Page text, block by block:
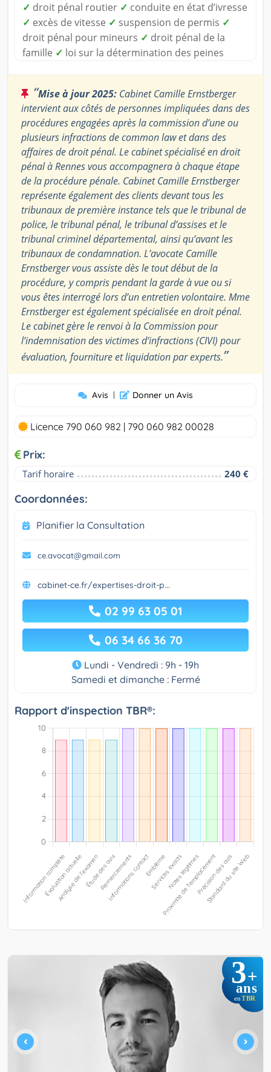
✓ droit pénal routier ✓ conduite en état d’ivresse
✓ excès de vitesse ✓ suspension de permis ✓
droit pénal pour mineurs ✓ droit pénal de la
famille ✓ loi sur la détermination des peines
“Mise à jour 2025: Cabinet Camille Ernstberger
intervient aux côtés de personnes impliquées dans des
procédures engagées après la commission d’une ou
plusieurs infractions de common law et dans des
affaires de droit pénal. Le cabinet spécialisé en droit
pénal à Rennes vous accompagnera à chaque étape
de la procédure pénale. Cabinet Camille Ernstberger
représente également des clients devant tous les
tribunaux de première instance tels que le tribunal de
police, le tribunal pénal, le tribunal d’assises et le
tribunal criminel départemental, ainsi qu’avant les
tribunaux de condamnation. L’avocate Camille
Ernstberger vous assiste dès le tout début de la
procédure, y compris pendant la garde à vue ou si
vous êtes interrogé lors d’un entretien volontaire. Mme
Ernstberger est également spécialisée en droit pénal.
Le cabinet gère le renvoi à la Commission pour
l’indemnisation des victimes d’infractions (CIVI) pour
évaluation, fourniture et liquidation par experts.”
Avis | Donner un Avis
Licence 790 060 982 | 790 060 982 00028
Prix:
Tarif horaire 240 €
Coordonnées:
Planifier la Consultation
ce.avocat@gmail.com
cabinet-ce.fr/expertises-droit-p...
02 99 63 05 01
06 34 66 36 70
Lundi - Vendredi : 9h - 19h
Samedi et dimanche : Fermé
Rapport d'inspection TBR®:
3+
ans
en TBR